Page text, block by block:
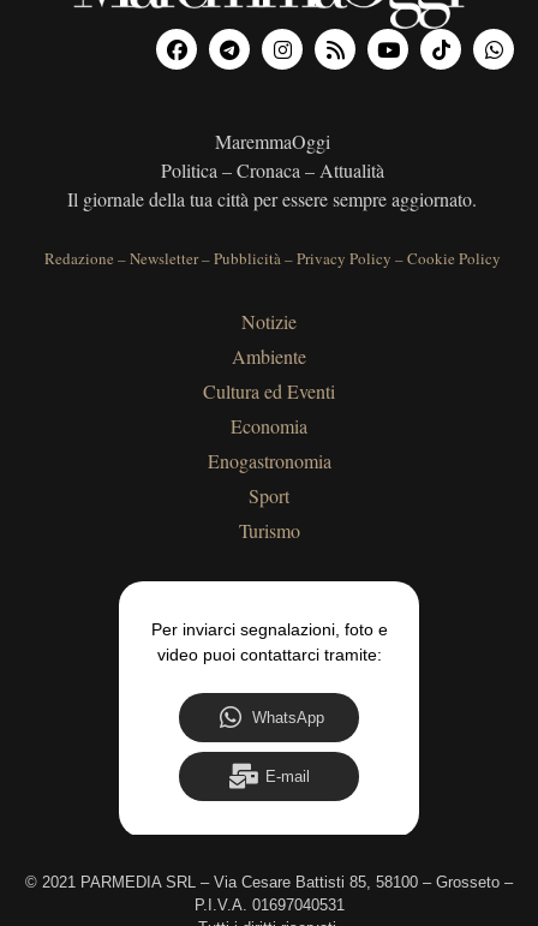
MaremmaOggi
Politica – Cronaca – Attualità
Il giornale della tua città per essere sempre aggiornato.
Redazione –Newsletter–Pubblicità–Privacy Policy –Cookie Policy
Notizie
Ambiente
Cultura ed Eventi
Economia
Enogastronomia
Sport
Turismo
Per inviarci segnalazioni, foto e
video puoi contattarci tramite:
WhatsApp
E-mail
© 2021 PARMEDIA SRL – Via Cesare Battisti 85, 58100 – Grosseto –
P.I.V.A. 01697040531